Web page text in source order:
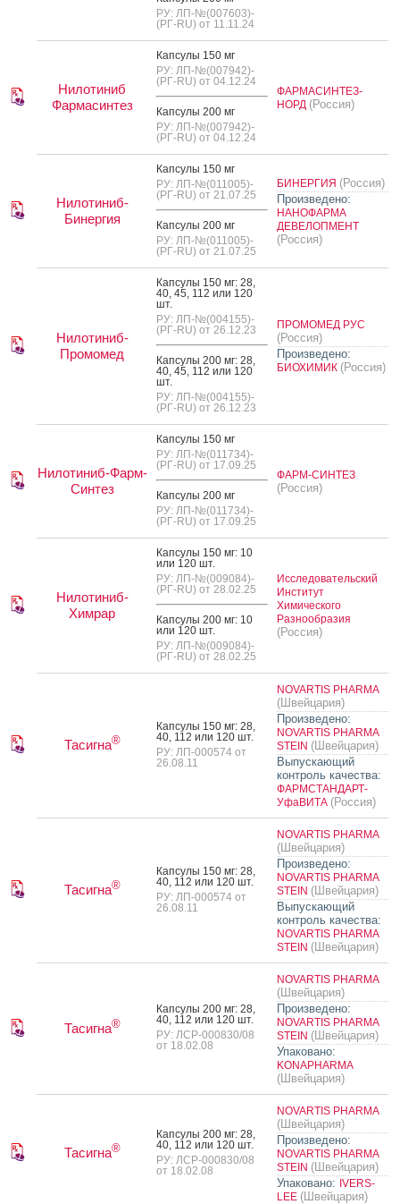
РУ: ЛП-№(007603)-
(РГ-RU) от 11.11.24
Нилотиниб
Фармасинтез
Кап­су­лы 150 мг
РУ: ЛП-№(007942)-
(РГ-RU) от 04.12.24
Кап­су­лы 200 мг
РУ: ЛП-№(007942)-
(РГ-RU) от 04.12.24
ФАРМАСИНТЕЗ-
НОРД (Россия)
Нилотиниб-
Бинергия
Кап­су­лы 150 мг
РУ: ЛП-№(011005)-
(РГ-RU) от 21.07.25
Кап­су­лы 200 мг
РУ: ЛП-№(011005)-
(РГ-RU) от 21.07.25
БИНЕРГИЯ (Россия)
Произведено:
НАНОФАРМА
ДЕВЕЛОПМЕНТ
(Россия)
Нилотиниб-
Промомед
Кап­су­лы 150 мг: 28,
40, 45, 112 или 120
шт.
РУ: ЛП-№(004155)-
(РГ-RU) от 26.12.23
Кап­су­лы 200 мг: 28,
40, 45, 112 или 120
шт.
РУ: ЛП-№(004155)-
(РГ-RU) от 26.12.23
ПРОМОМЕД РУС
(Россия)
Произведено:
БИОХИМИК (Россия)
Нилотиниб-Фарм-
Синтез
Кап­су­лы 150 мг
РУ: ЛП-№(011734)-
(РГ-RU) от 17.09.25
Кап­су­лы 200 мг
РУ: ЛП-№(011734)-
(РГ-RU) от 17.09.25
ФАРМ-СИНТЕЗ
(Россия)
Нилотиниб-
Химрар
Кап­су­лы 150 мг: 10
или 120 шт.
РУ: ЛП-№(009084)-
(РГ-RU) от 28.02.25
Кап­су­лы 200 мг: 10
или 120 шт.
РУ: ЛП-№(009084)-
(РГ-RU) от 28.02.25
Исследовательский
Институт
Химического
Разнообразия
(Россия)
Тасигна®
Кап­су­лы 150 мг: 28,
40, 112 или 120 шт.
РУ: ЛП-000574 от
26.08.11
NOVARTIS PHARMA
(Швейцария)
Произведено:
NOVARTIS PHARMA
STEIN (Швейцария)
Выпускающий
контроль качества:
ФАРМСТАНДАРТ-
УфаВИТА (Россия)
Тасигна®
Кап­су­лы 150 мг: 28,
40, 112 или 120 шт.
РУ: ЛП-000574 от
26.08.11
NOVARTIS PHARMA
(Швейцария)
Произведено:
NOVARTIS PHARMA
STEIN (Швейцария)
Выпускающий
контроль качества:
NOVARTIS PHARMA
STEIN (Швейцария)
Тасигна®
Кап­су­лы 200 мг: 28,
40, 112 или 120 шт.
РУ: ЛСР-000830/08
от 18.02.08
NOVARTIS PHARMA
(Швейцария)
Произведено:
NOVARTIS PHARMA
STEIN (Швейцария)
Упаковано:
KONAPHARMA
(Швейцария)
Тасигна®
Кап­су­лы 200 мг: 28,
40, 112 или 120 шт.
РУ: ЛСР-000830/08
от 18.02.08
NOVARTIS PHARMA
(Швейцария)
Произведено:
NOVARTIS PHARMA
STEIN (Швейцария)
Упаковано: IVERS-
LEE (Швейцария)